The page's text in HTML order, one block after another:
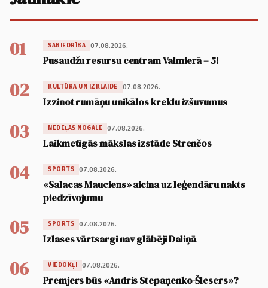
01 SABIEDRĪBA 07.08.2026.
Pusaudžu resursu centram Valmierā – 5!
02 KULTŪRA UN IZKLAIDE 07.08.2026.
Izzinot rumāņu unikālos kreklu izšuvumus
03 NEDĒĻAS NOGALE 07.08.2026.
Laikmetīgās mākslas izstāde Strenčos
04 SPORTS 07.08.2026.
«Salacas Mauciens» aicina uz leģendāru nakts
piedzīvojumu
05 SPORTS 07.08.2026.
Izlases vārtsargi nav glābēji Daliņā
06 VIEDOKĻI 07.08.2026.
Premjers būs «Andris Stepaņenko-Šlesers»?